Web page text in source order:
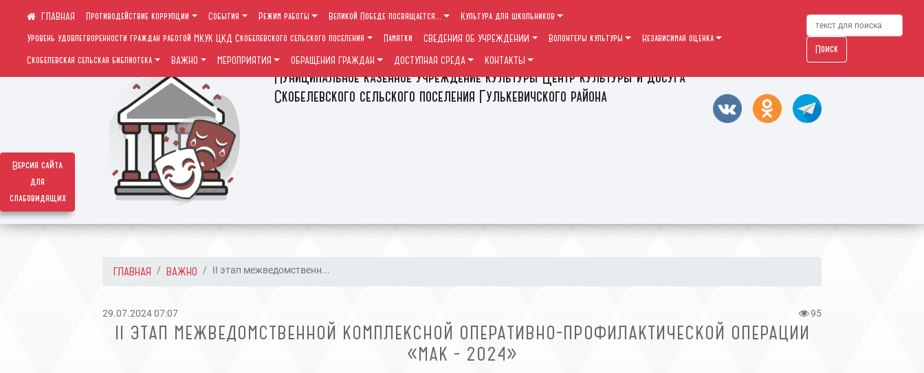
Версия сайта
для
слабовидящих
Муниципальное казенное учреждение культуры Центр культуры и досуга
Скобелевского сельского поселения Гулькевичского района
Противодействие коррупции События Режим работы Великой Победе посвящается...
Культура для школьников
Уровень удовлетворенности граждан работой МКУК ЦКД Скобелевского сельского поселения
Памятки СВЕДЕНИЯ ОБ УЧРЕЖДЕНИИ Волонтеры культуры
Независимая оценка
Скобелевская сельская библиотека
ВАЖНО МЕРОПРИЯТИЯ ОБРАЩЕНИЯ ГРАЖДАН ДОСТУПНАЯ СРЕДА КОНТАКТЫ
Поиск
ГЛАВНАЯ ВАЖНО II этап межведомственн...
29.07.2024 07:07 95
II ЭТАП МЕЖВЕДОМСТВЕННОЙ КОМПЛЕКСНОЙ ОПЕРАТИВНО-ПРОФИЛАКТИЧЕСКОЙ ОПЕРАЦИИ
«МАК - 2024»